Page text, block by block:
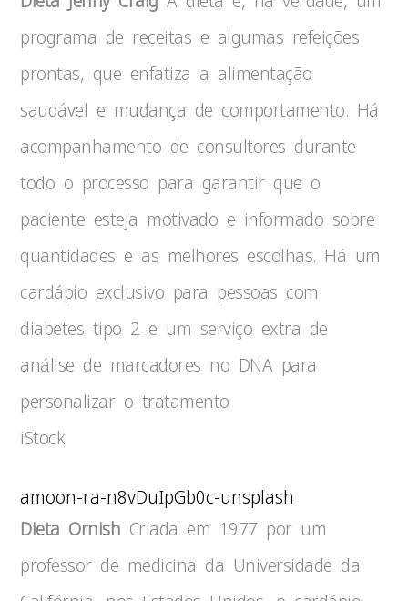
programa de receitas e algumas refeições
prontas, que enfatiza a alimentação
saudável e mudança de comportamento. Há
acompanhamento de consultores durante
todo o processo para garantir que o
paciente esteja motivado e informado sobre
quantidades e as melhores escolhas. Há um
cardápio exclusivo para pessoas com
diabetes tipo 2 e um serviço extra de
análise de marcadores no DNA para
personalizar o tratamento
iStock
amoon-ra-n8vDuIpGb0c-unsplash
Dieta Ornish Criada em 1977 por um
professor de medicina da Universidade da